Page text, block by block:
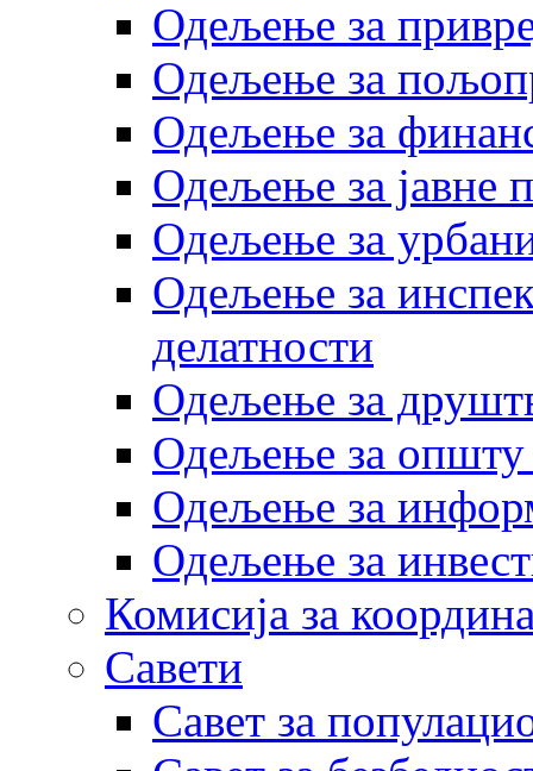
Одељење за
Одељење за
Одељење за
Одељење за јавне
Одељење за
Одељење за
делатности
Одељење за
Одељење за општу
Одељење за
Одељење за
Комисија за
Савети
Савет за